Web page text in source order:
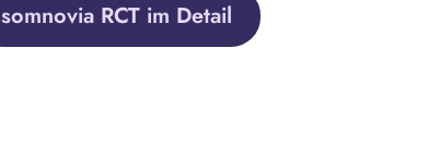
somnovia RCT im Detail